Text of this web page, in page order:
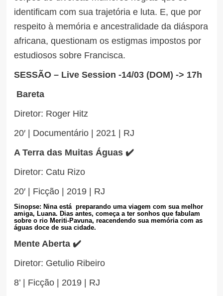
identificam com sua trajetória e luta. E, que por
respeito à memória e ancestralidade da diáspora
africana, questionam os estigmas impostos por
estudiosos sobre Francisca.
SESSÃO – Live Session -14/03 (DOM) -> 17h
Bareta
Diretor: Roger Hitz
20′ | Documentário | 2021 | RJ
A Terra das Muitas Águas ✔️
Diretor: Catu Rizo
20′ | Ficção | 2019 | RJ
Sinopse: Nina está preparando uma viagem com sua melhor
amiga, Luana. Dias antes, começa a ter sonhos que fabulam
sobre o rio Meriti-Pavuna, reacendendo sua memória com as
águas doce de sua cidade.
Mente Aberta ✔️
Diretor: Getulio Ribeiro
8’ | Ficção | 2019 | RJ